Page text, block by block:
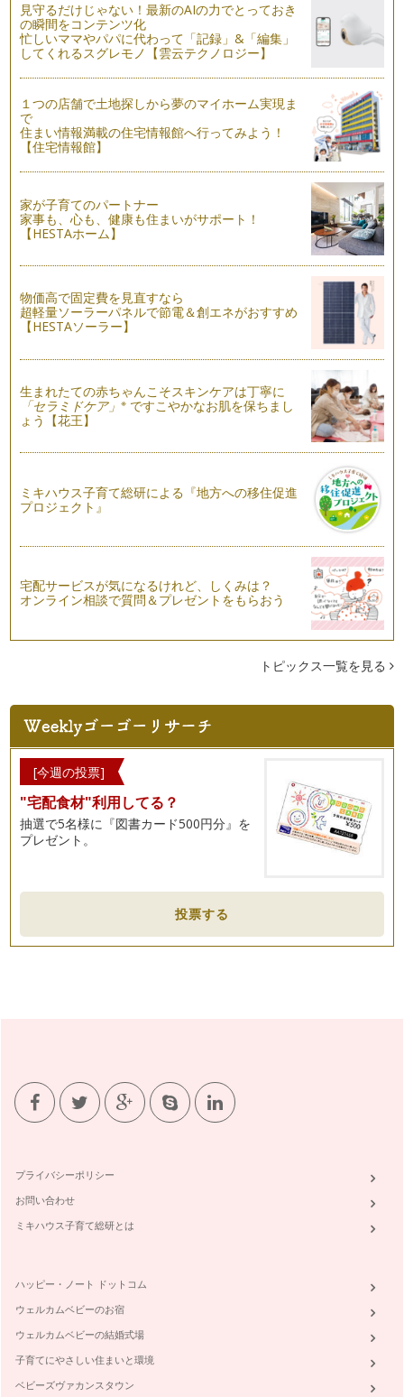
手作りカルピス風ドリンク＆チーズで雨の日も楽しく
梅雨の候、みなさんはいかがお過ごしですか？ 朝晩の気温差
が大きな日もありますが、お風邪など…
メディアによると、最近「朝活」がブームだとか。「朝活」と
は、朝の時間を活用して自分磨きをす…
2012年5月21日。日本列島がエキサイトした金環日食の日。皆
東日本で金環日食！
すでに多くのニュース等で取り上げられていますが、来週5月
21日（月）は、関東地方を中心とし…
つくばの研究機関、一般公開の日をレポート！
今年も科学技術週間の季節がやってきました。毎年、この季節
はどきどきわくわく！日本一、研究所…
研究所に行って遊ぼう♪（つくば・科学技術週間 一般公開）
「科学の街」つくば市には、研究機関がとても多いのですが、
今月は、それらの研究機関に入れるチ…
みなさんは、「授乳服」をご存知ですか？赤ちゃんにおっぱい
みんなで「おおきな応援旗」を作ろう！
２０１０年１１月２３日、幼稚園生から大人まで５００人が参
筑波山梅まつり＋「がんばる。つくば！」応援旗イベント
こんにちは。みなさまいかがお過ごしですか？寒い毎日です
が、少しずつ、春の気配を感じるこの頃…
この春、茨城県で「子育てタクシー」がスタートすることにな
ママだって泣いちゃうときもある
数年前、育児情報誌『ままとーん♪』が完成した日のこと。当
時、私は編集長を務めながら、家では…
研究学園都市つくばの教育環境①科学のまちつくば
私の住んでいる茨城県つくば市は、1960年代から筑波研究学
園都市として計画的なまちづくりが…
こん（蓮根）生産量日本一！ …
赤ちゃんが参加できる♪つくば100本のクリスマスツリー
12月が近づくと、街は一気にクリスマスムード。そこで、光
みなさんは、普段ラジオを聴かれますか？ 3／11の震災で、
つ…
っしゃいます。我が家でも、&nbs…
新聞ビリビリで、ママのストレスも飛んでけー
今回は、ままとーんつどいの広場で大人気な遊び、『新聞ビリ
ビリ』をご紹介します。 &…
この夏休み、家族で東北の被災地を訪れました。 子どもに被
災地を見せてよいものか？と…
我が子や身近な人を守れる？
先日、ままとーんで「救命救急講習会」を開催しました。 今
見守るだけじゃない！最新のAIの力でとっておき
の瞬間をコンテンツ化
忙しいママやパパに代わって「記録」&「編集」
してくれるスグレモノ【雲云テクノロジー】
１つの店舗で土地探しから夢のマイホーム実現ま
で
住まい情報満載の住宅情報館へ行ってみよう！
【住宅情報館】
家が子育てのパートナー
家事も、心も、健康も住まいがサポート！
【HESTAホーム】
物価高で固定費を見直すなら
超軽量ソーラーパネルで節電＆創エネがおすすめ
【HESTAソーラー】
生まれたての赤ちゃんこそスキンケアは丁寧に
「セラミドケア」※ ですこやかなお肌を保ちまし
ょう【花王】
ミキハウス子育て総研による『地方への移住促進
プロジェクト』
宅配サービスが気になるけれど、しくみは？
オンライン相談で質問＆プレゼントをもらおう
トピックス一覧を見る
[今週の投票]
"宅配食材"利用してる？
抽選で5名様に『図書カード500円分』を
プレゼント。
投票する
プライバシーポリシー
お問い合わせ
ミキハウス子育て総研とは
ハッピー・ノート ドットコム
ウェルカムベビーのお宿
ウェルカムベビーの結婚式場
子育てにやさしい住まいと環境
ベビーズヴァカンスタウン